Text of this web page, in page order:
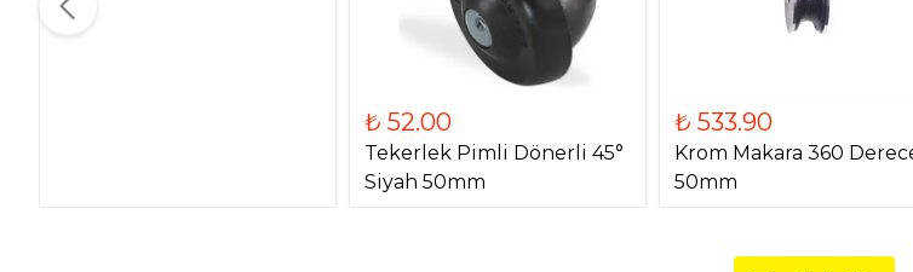
₺ 52.00
Tekerlek Pimli Dönerli 45°
Siyah 50mm
₺ 533.90
Krom Makara 360
50mm